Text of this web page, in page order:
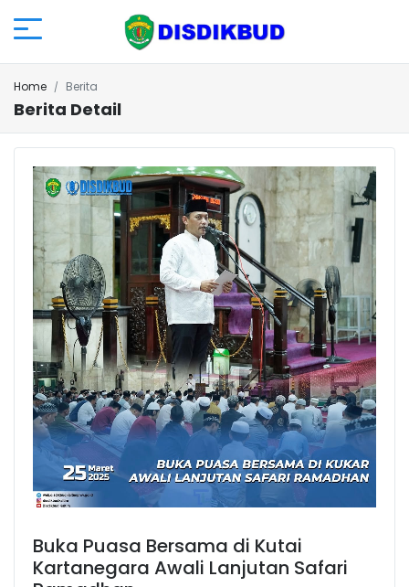
Home Berita
Berita Detail
Buka Puasa Bersama di Kutai
Kartanegara Awali Lanjutan Safari